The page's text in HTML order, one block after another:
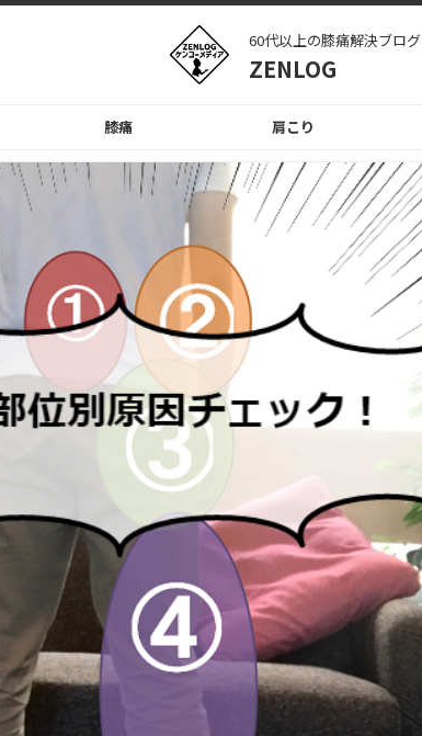
60代以上の膝痛解決ブログ
ZENLOG
膝痛 肩こり